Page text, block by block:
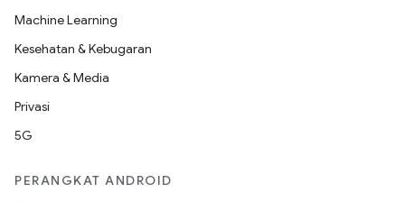
Machine Learning
Kesehatan & Kebugaran
Kamera & Media
Privasi
5G
PERANGKAT ANDROID